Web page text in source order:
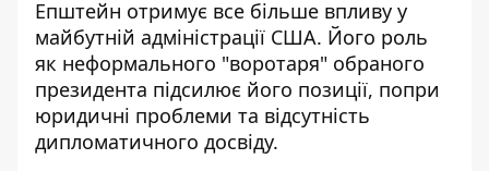
Епштейн отримує все більше впливу у
майбутній адміністрації США. Його роль
як неформального "воротаря" обраного
президента підсилює його позиції, попри
юридичні проблеми та відсутність
дипломатичного досвіду.